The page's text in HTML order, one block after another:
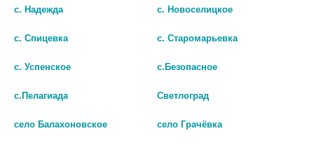
ОМЕПРАЗОЛ 20МГ. №30
МЕДИКАМЕНТОВ/ 0478
37
В КОРЗИНУ
ОМЕПРАЗОЛ ТЕВА 20МГ. №14
с. Надежда с. Новоселицкое
с. Спицевка с. Старомарьевка
с. Успенское с.Безопасное
с.Пелагиада Светлоград
село Балахоновское село Грачёвка